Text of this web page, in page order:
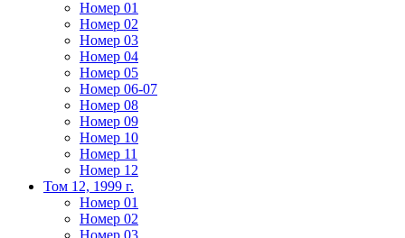
Номер 01
Номер 02
Номер 03
Номер 04
Номер 05
Номер 06-07
Номер 08
Номер 09
Номер 10
Номер 11
Номер 12
Том 12, 1999 г.
Номер 01
Номер 02
Номер 03